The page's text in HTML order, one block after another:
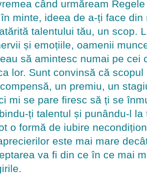
când urmăream
minte, ideea de a-ți face din
talentului tău, un scop.
și emoțiile, oamenii
să amintesc numai pe cei
lor. Sunt convinsă că
un premiu, un
mi se pare firesc să ți se
ți talentul și punându-l
o formă de iubire
este mai mare
va fi din ce în ce mai